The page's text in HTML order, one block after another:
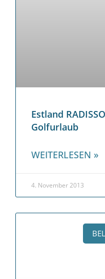
Estland
Golfurlaub
WEITERLESEN »
4. November 2013